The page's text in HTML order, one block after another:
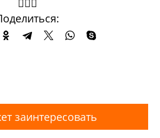
заинтересовать